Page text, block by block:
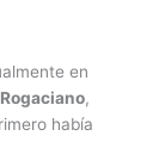
en
Rogaciano,
había